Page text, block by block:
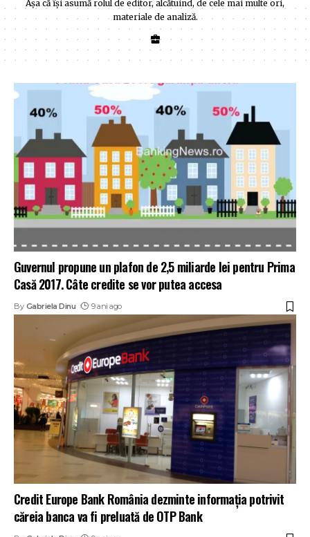
Așa că îşi asumă rolul de editor, alcătuind, de cele mai multe ori,
materiale de analiză.
Guvernul propune un plafon de 2,5 miliarde lei pentru Prima
Casă 2017. Câte credite se vor putea accesa
By Gabriela Dinu 9 ani ago
Credit Europe Bank România dezminte informația potrivit
căreia banca va fi preluată de OTP Bank